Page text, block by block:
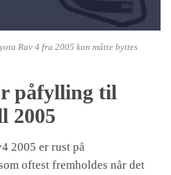
Rav 4 fra 2005 kan måtte byttes
påfylling til
2005
2005 er rust på
oftest fremholdes når det